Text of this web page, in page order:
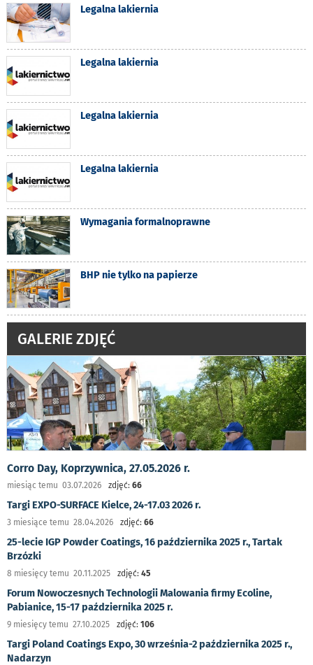
Legalna lakiernia
Legalna lakiernia
Legalna lakiernia
Legalna lakiernia
Wymagania formalnoprawne
BHP nie tylko na papierze
GALERIE ZDJĘĆ
Corro Day, Koprzywnica, 27.05.2026 r.
miesiąc temu 03.07.2026 zdjęć: 66
Targi EXPO-SURFACE Kielce, 24-17.03 2026 r.
3 miesiące temu 28.04.2026 zdjęć: 66
25-lecie IGP Powder Coatings, 16 października 2025 r., Tartak
Brzózki
8 miesięcy temu 20.11.2025 zdjęć: 45
Forum Nowoczesnych Technologii Malowania firmy Ecoline,
Pabianice, 15-17 października 2025 r.
9 miesięcy temu 27.10.2025 zdjęć: 106
Targi Poland Coatings Expo, 30 września-2 października 2025 r.,
Nadarzyn